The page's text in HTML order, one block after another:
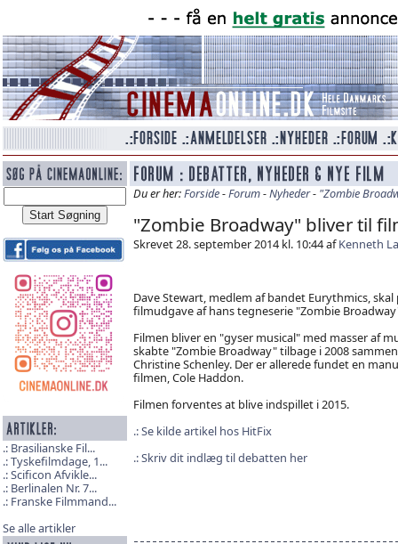
Brasilianske Fil...
Tyskefilmdage, 1...
Scificon Afvikle...
Berlinalen Nr. 7...
Franske Filmmand...
Se alle artikler
Du er her:Forside-Forum-Nyheder- "Zombie
"Zombie Broadway" bliver til
Skrevet 28. september 2014 kl. 10:44 afKenneth
Dave Stewart, medlem af bandet Eurythmics,
filmudgave af hans tegneserie "Zombie
Filmen bliver en "gyser musical" med masser af
skabte "Zombie Broadway" tilbage i 2008
Christine Schenley. Der er allerede fundet en
filmen, Cole Haddon.
Filmen forventes at blive indspillet i 2015.
Se kilde artikel hos HitFix
Skriv dit indlæg til debatten her